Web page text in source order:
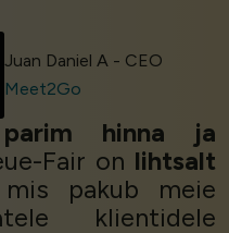
Juan Daniel A - CEO
Meet2Go
parim hinna ja
Fair on lihtsalt
pakub meie
klientidele